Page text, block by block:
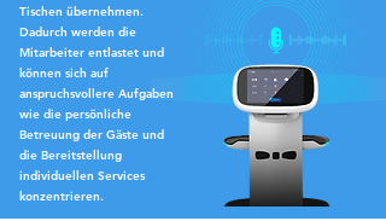
Tischen übernehmen.
Dadurch werden die
Mitarbeiter entlastet und
können sich auf
anspruchsvollere Aufgaben
wie die persönliche
Betreuung der Gäste und
die Bereitstellung
individuellen Services
konzentrieren.